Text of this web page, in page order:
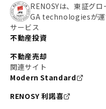
RENOSYは、東証グ
GA technologiesが運
サービス
不動産投資
不動産売却
関連サイト
Modern Standard
RENOSY 利諾喜